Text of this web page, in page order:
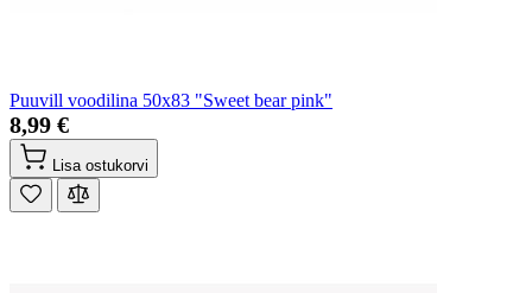
Puuvill voodilina 50x83 "Sweet bear pink"
8,99 €
Lisa ostukorvi